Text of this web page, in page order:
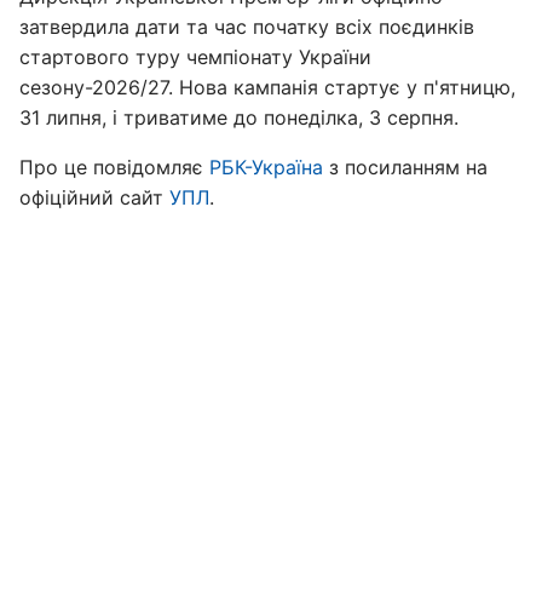
затвердила дати та час початку всіх поєдинків
стартового туру чемпіонату України
сезону-2026/27. Нова кампанія стартує у п'ятницю,
31 липня, і триватиме до понеділка, 3 серпня.
Про це повідомляє РБК-Україна з посиланням на
офіційний сайт УПЛ.